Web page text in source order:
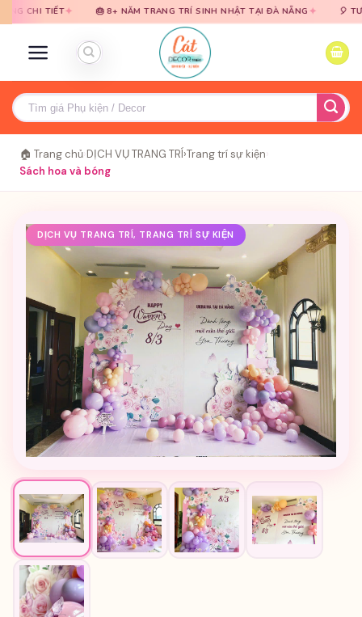
qua
qua
✦ 🎂 8+ NĂM TRANG TRÍ SINH NHẬT TẠI ĐÀ NẴNG✦ 🎈 TƯ VẤN
Tìm
kiếm:
🏠 Trang chủ DỊCH VỤ TRANG TRÍ›Trang trí sự kiện
Sách hoa và bóng
DỊCH VỤ TRANG TRÍ, TRANG TRÍ SỰ KIỆN